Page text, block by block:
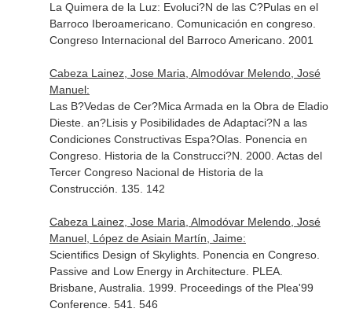
La Quimera de la Luz: Evoluci?N de las C?Pulas en el
Barroco Iberoamericano. Comunicación en congreso.
Congreso Internacional del Barroco Americano. 2001
Cabeza Lainez, Jose Maria, Almodóvar Melendo, José
Manuel:
Las B?Vedas de Cer?Mica Armada en la Obra de Eladio
Dieste. an?Lisis y Posibilidades de Adaptaci?N a las
Condiciones Constructivas Espa?Olas. Ponencia en
Congreso. Historia de la Construcci?N. 2000. Actas del
Tercer Congreso Nacional de Historia de la
Construcción. 135. 142
Cabeza Lainez, Jose Maria, Almodóvar Melendo, José
Manuel, López de Asiain Martín, Jaime:
Scientifics Design of Skylights. Ponencia en Congreso.
Passive and Low Energy in Architecture. PLEA.
Brisbane, Australia. 1999. Proceedings of the Plea'99
Conference. 541. 546